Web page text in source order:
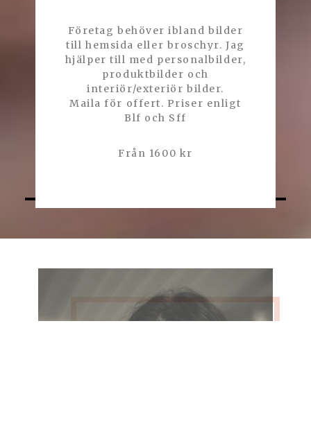
Företag behöver ibland bilder
till hemsida eller broschyr. Jag
hjälper till med personalbilder,
produktbilder och
interiör/exteriör bilder.
Maila för offert. Priser enligt
Blf och Sff
Från 1600 kr